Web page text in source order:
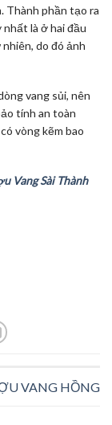
Thành phần tạo ra
là ở hai đầu
do đó ảnh
vang sủi, nên
tính an toàn
vòng kẽm bao
Vang Sài Thành
VANG HỒNG